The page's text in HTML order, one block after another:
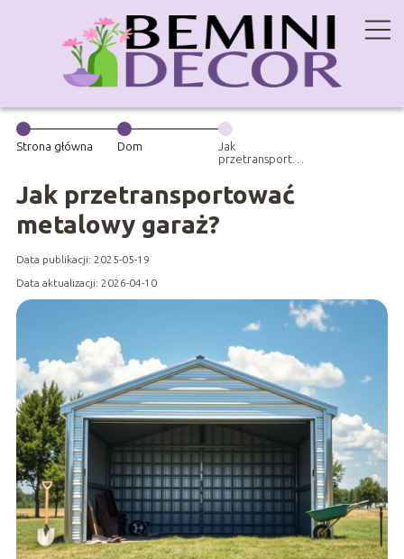
Strona główna Dom
Jak
przetransportować
garaż?
Jak przetransportować
metalowy garaż?
Data publikacji: 2025-05-19
Data aktualizacji: 2026-04-10